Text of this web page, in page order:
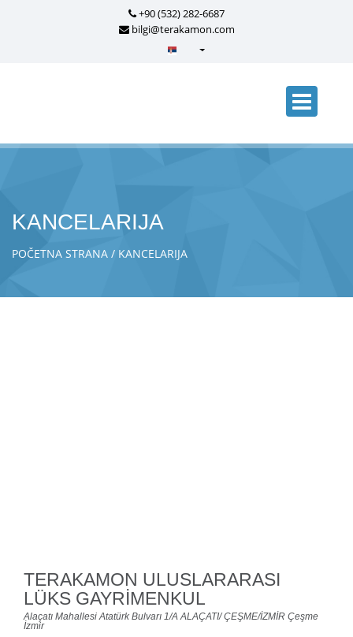
+90 (532) 282-6687
bilgi@terakamon.com
KANCELARIJA
POČETNA STRANA KANCELARIJA
TERAKAMON ULUSLARARASI
LÜKS GAYRİMENKUL
Alaçatı Mahallesi Atatürk Bulvarı 1/A ALAÇATI/ ÇEŞME/İZMİR Çeşme
İzmir